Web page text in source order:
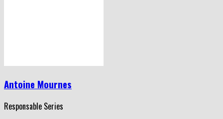
Antoine Mournes
Responsable Series